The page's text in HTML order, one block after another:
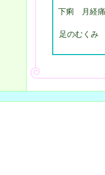
下痢 月経
足のむくみ